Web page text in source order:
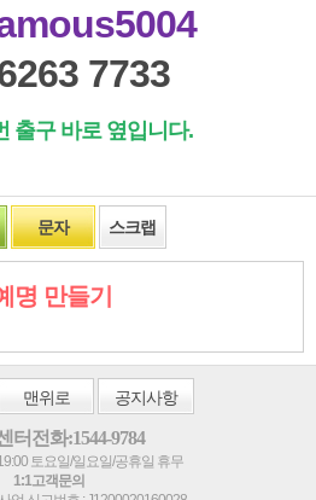
7733
출구 바로 옆입니다.
문자 스크랩
명 만들기
맨위로 공지사항
터전화:1544-9784
토요일/일요일/공휴일 휴무
1:1고객문의